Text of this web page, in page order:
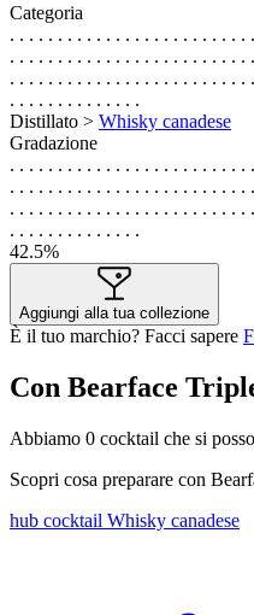
Categoria
. . . . . . . . . . . . . . . . . . . . . . . .
. . . . . . . . . . . . . . . . . . . . . . . .
. . . . . . . . . . . . . . . . . . . . . . . .
. . . . . . . . . . . . . .
Distillato > Whisky canadese
Gradazione
. . . . . . . . . . . . . . . . . . . . . . . .
. . . . . . . . . . . . . . . . . . . . . . . .
. . . . . . . . . . . . . . . . . . . . . . . .
. . . . . . . . . . . . . .
42.5%
Aggiungi alla tua collezione
È il tuo marchio? Facci sapere
Con Bearface
Abbiamo 0 cocktail che si
Scopri cosa preparare con
hub cocktail Whisky canadese